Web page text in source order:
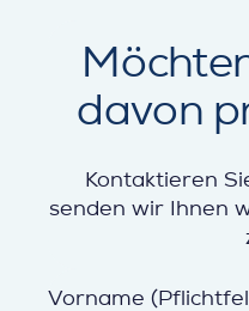
davon
Kontaktieren
senden wir Ihnen
Vorname